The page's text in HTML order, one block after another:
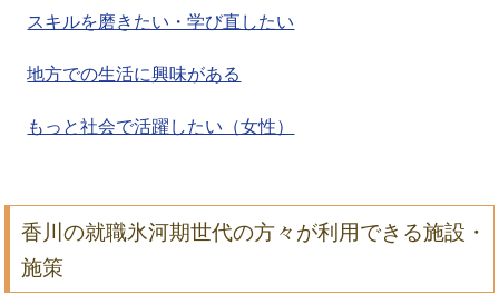
スキルを磨きたい・学び直したい
地方での生活に興味がある
もっと社会で活躍したい（女性）
香川の就職氷河期世代の方々が利用できる施設・
施策